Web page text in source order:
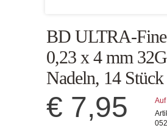
BD ULTRA-
0,23 x 4 mm
Nadeln, 14 Stück
€ 7,95